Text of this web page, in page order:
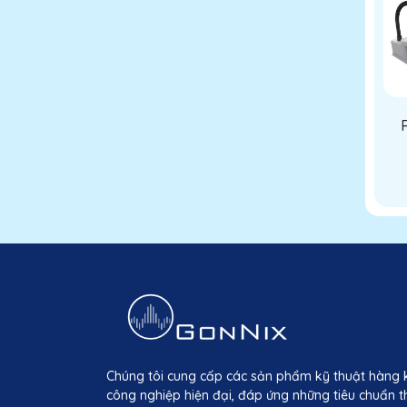
Chúng tôi cung cấp các sản phẩm kỹ thuật
công nghiệp hiện đại, đáp ứng những tiêu chuẩn